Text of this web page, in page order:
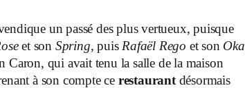
un passé des plus vertueux, puisque
et son Spring, puis Rafaël Rego et son Oka
Caron, qui avait tenu la salle de la maison
à son compte ce restaurantdésormais